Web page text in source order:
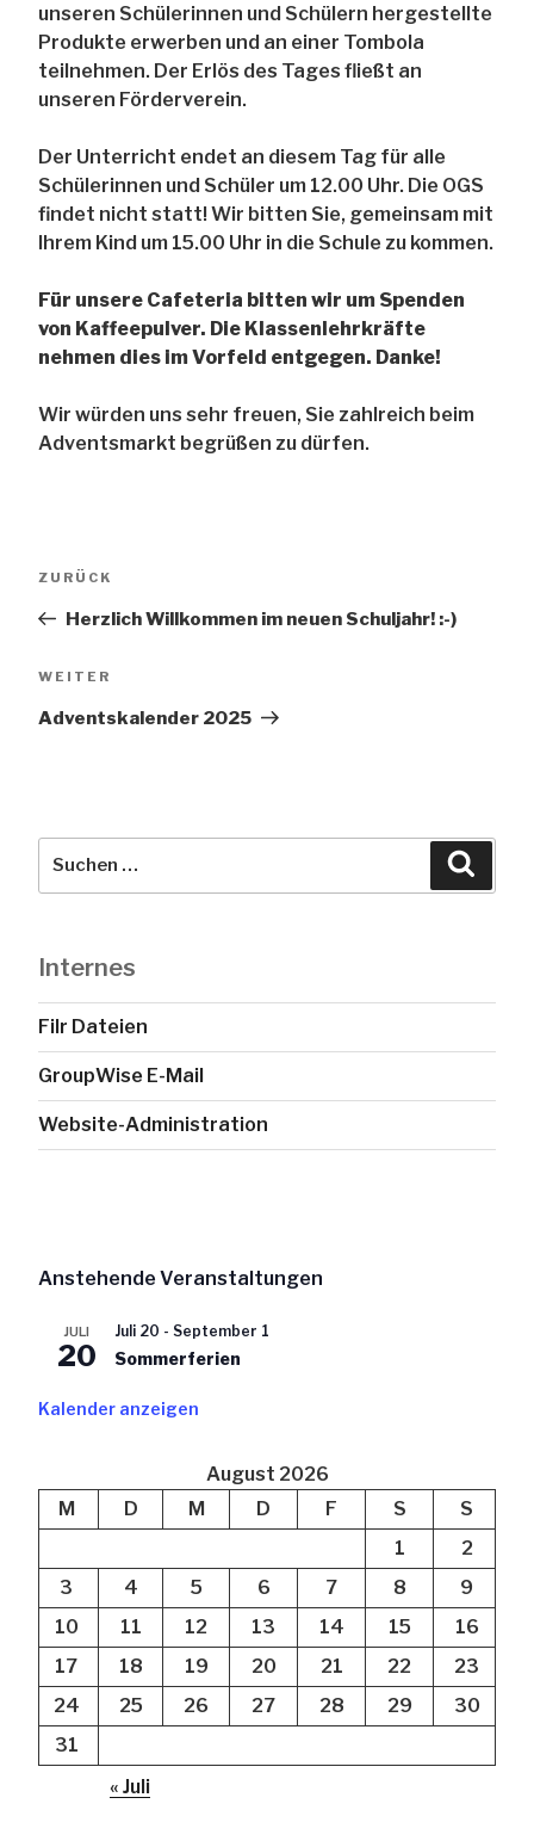
unseren Schülerinnen und Schülern hergestellte
Produkte erwerben und an einer Tombola
teilnehmen. Der Erlös des Tages fließt an
unseren Förderverein.
Der Unterricht endet an diesem Tag für alle
Schülerinnen und Schüler um 12.00 Uhr. Die OGS
findet nicht statt! Wir bitten Sie, gemeinsam mit
Ihrem Kind um 15.00 Uhr in die Schule zu kommen.
Für unsere Cafeteria bitten wir um Spenden
von Kaffeepulver. Die Klassenlehrkräfte
nehmen dies im Vorfeld entgegen. Danke!
Wir würden uns sehr freuen, Sie zahlreich beim
Adventsmarkt begrüßen zu dürfen.
Vorheriger
ZURÜCK
Herzlich Willkommen im neuen Schuljahr! :-)
Nächster
WEITER
Adventskalender 2025
nach:
Internes
Filr Dateien
GroupWise E-Mail
Website-Administration
Anstehende Veranstaltungen
JULI
20
Juli 20 - September 1
Sommerferien
Kalender anzeigen
August 2026
M
D M D F S
S
1
2
3
4 5 6 7 8
9
10
11 12 13 14 15
16
17
18 19 20 21 22
23
24
25 26 27 28 29
30
31
« Juli